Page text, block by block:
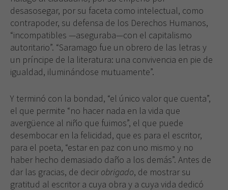
desasosegar, por su faceta como intelectual, como
contrapoder, su defensa de los Derechos Humanos,
“incompatibles —aseguraba—con el capitalismo
autoritario”. “Saramago fue un obrero de las letras y
un príncipe de la literatura: una convivencia en pie de
igualdad, iluminándose mutuamente”.
Y terminó con la bondad, “el único valor que cuenta”,
el que permite “no hacer nada en la vida que
avergüence al niño que fuimos”, el que puede
desembocar en la felicidad, que es para el escritor,
para el poeta, “estar en paz con uno mismo y no
haber hecho demasiado daño a los demás”. Antes de
dar las gracias, de decir obrigado, de mostrar su
gratitud al escritor a cuya obra y a cuya vida dedicó
funcionalidades
desaparecerán
de la web.